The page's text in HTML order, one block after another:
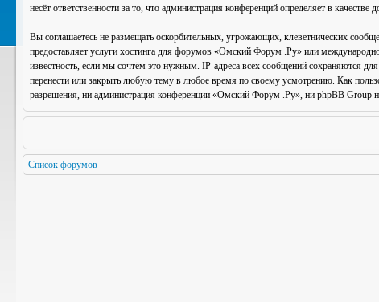
несёт ответственности за то, что администрация конференций определяет в
Вы соглашаетесь не размещать оскорбительных, угрожающих, клеветнических
предоставляет услуги хостинга для форумов «Омский Форум .Ру» или
известность, если мы сочтём это нужным. IP-адреса всех сообщений сохраняются
перенести или закрыть любую тему в любое время по своему усмотрению. Как
разрешения, ни администрация конференции «Омский Форум .Ру», ни phpBB Group
Список форумов